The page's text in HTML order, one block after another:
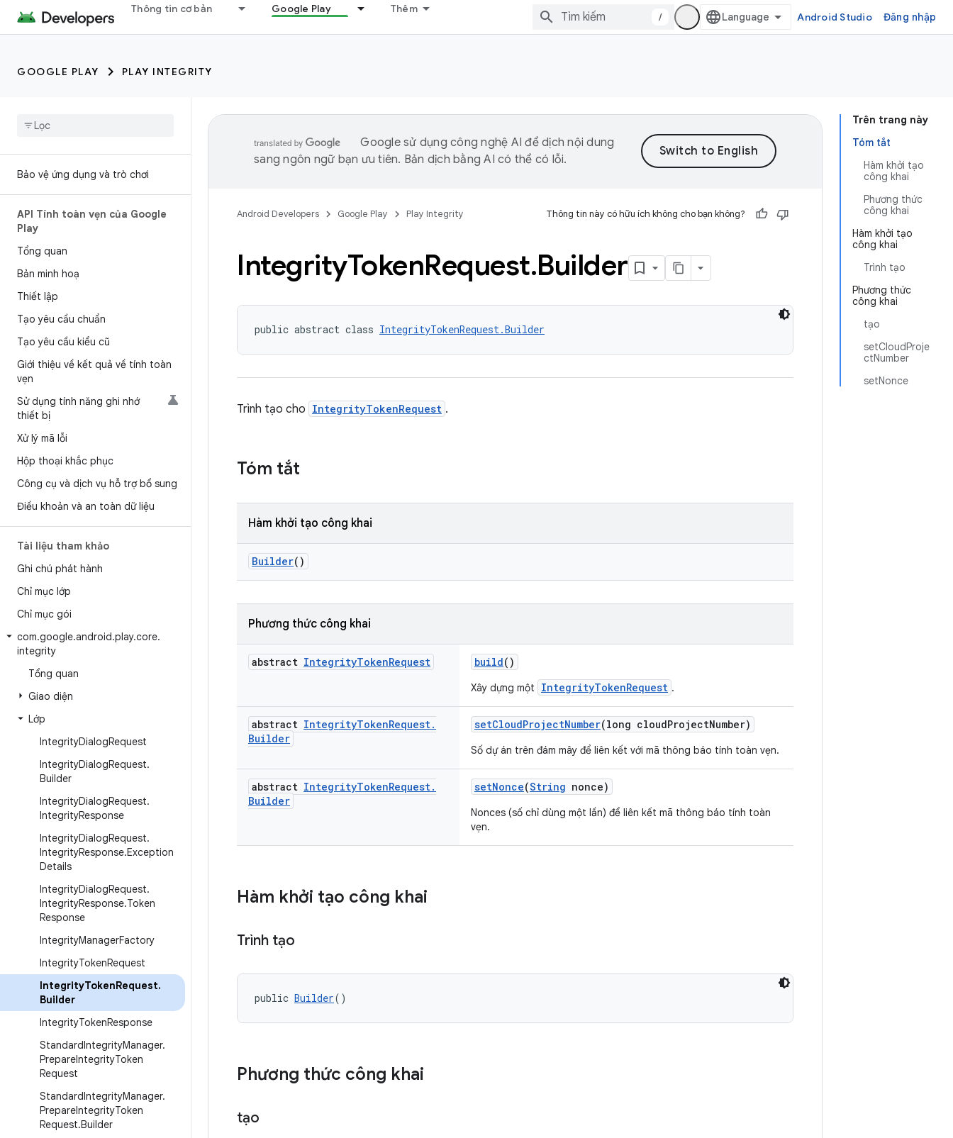
Thông tin cơ bản Google Play Thêm
/ Android Studio Đăng nhập
GOOGLE PLAY PLAY INTEGRITY
Bảo vệ ứng dụng và trò chơi
API Tính toàn vẹn của Google
Play
Tổng quan
Bản minh hoạ
Thiết lập
Tạo yêu cầu chuẩn
Tạo yêu cầu kiểu cũ
Giới thiệu về kết quả về tính toàn
vẹn
Sử dụng tính năng ghi nhớ
thiết bị
Xử lý mã lỗi
Hộp thoại khắc phục
Công cụ và dịch vụ hỗ trợ bổ sung
Điều khoản và an toàn dữ liệu
Tài liệu tham khảo
Ghi chú phát hành
Chỉ mục lớp
Chỉ mục gói
com.google.android.play.core.
integrity
Tổng quan
Giao diện
Lớp
IntegrityDialogRequest
IntegrityDialogRequest.
Builder
IntegrityDialogRequest.
IntegrityResponse
IntegrityDialogRequest.
IntegrityResponse.Exception
Details
IntegrityDialogRequest.
IntegrityResponse.Token
Response
IntegrityManagerFactory
IntegrityTokenRequest
IntegrityTokenRequest.
Builder
IntegrityTokenResponse
StandardIntegrityManager.
PrepareIntegrityToken
Request
StandardIntegrityManager.
PrepareIntegrityToken
Request.Builder
Trên trang này
Tóm tắt
Hàm khởi tạo
công khai
Phương thức
công khai
Hàm khởi tạo
công khai
Trình tạo
Phương thức
công khai
tạo
setCloudProje
ctNumber
setNonce
Google sử dụng công nghệ AI để dịch nội dung
sang ngôn ngữ bạn ưu tiên. Bản dịch bằng AI có thể có lỗi.
Android Developers Google Play Play Integrity Thông tin này có hữu ích không cho bạn không?
IntegrityTokenRequest.Builder
public abstract class IntegrityTokenRequest.Builder
Trình tạo cho IntegrityTokenRequest .
Tóm tắt
Hàm khởi tạo công khai
Builder()
Phương thức công khai
abstract IntegrityTokenRequest build()
Xây dựng một IntegrityTokenRequest .
abstract IntegrityTokenRequest.
Builder
setCloudProjectNumber(long cloudProjectNumber)
Số dự án trên đám mây để liên kết với mã thông báo tính toàn vẹn.
abstract IntegrityTokenRequest.
Builder
setNonce(String nonce)
Nonces (số chỉ dùng một lần) để liên kết mã thông báo tính toàn
vẹn.
Hàm khởi tạo công khai
Trình tạo
public Builder()
Phương thức công khai
tạo